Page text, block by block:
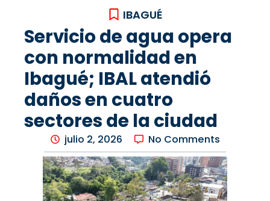
IBAGUÉ
Servicio de agua opera
con normalidad en
Ibagué; IBAL atendió
daños en cuatro
sectores de la ciudad
julio 2, 2026 No Comments